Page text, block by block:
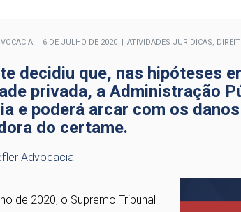
6 DE JULHO DE 2020 ATIVIDADES JURÍDICAS,
decidiu que, nas hipóteses
privada, a Administração
e poderá arcar com os
do certame.
Advocacia
de 2020, o Supremo Tribunal